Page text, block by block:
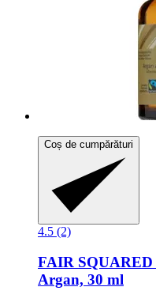
Coș de cumpărături
4.5 (2)
FAIR SQUARED
Argan, 30 ml